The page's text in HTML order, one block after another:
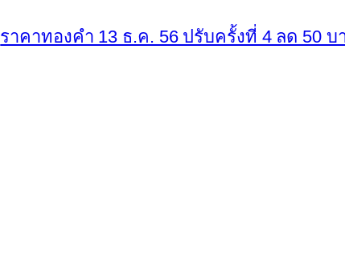
ราคาทองคำ 13 ธ.ค. 56 ปรับครั้งที่ 4 ลด 50 บ